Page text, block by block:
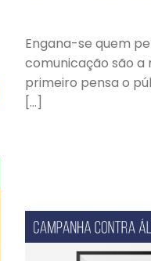
Engana-se quem
comunicação são a
primeiro pensa o
[…]